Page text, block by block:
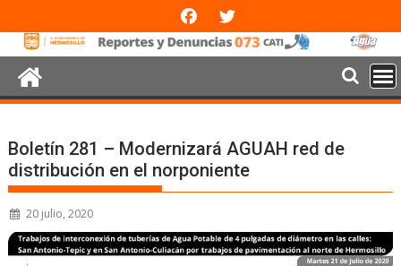
Boletín 281 – Modernizará AGUAH red de
distribución en el norponiente
20 julio, 2020